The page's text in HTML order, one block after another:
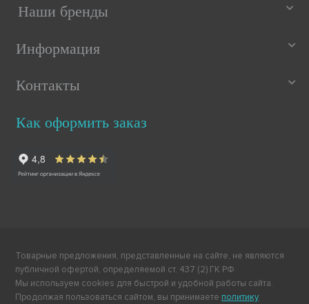
Наши бренды
Информация
Контакты
Как оформить заказ
Товарные предложения, представленные на сайте, не являются
публичной офертой, определяемой ст. 437 (2) ГК РФ.
Мы используем cookies для быстрой и удобной работы сайта.
Продолжая пользоваться сайтом, вы принимаете политику